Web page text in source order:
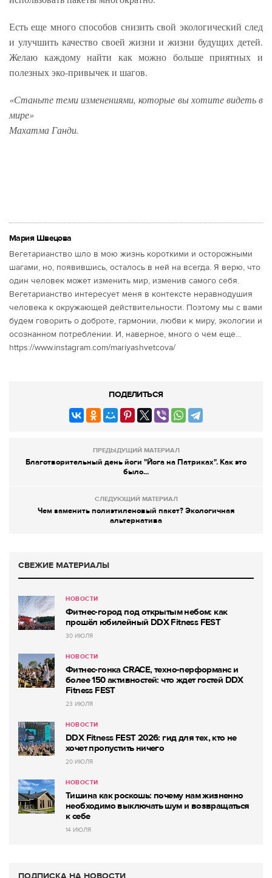
Есть еще много способов снизить свой экологический след
и улучшить качество своей жизни и жизни будущих детей.
Желаю каждому найти как можно больше приятных и
полезных эко-привычек и шагов.
«Станьте теми изменениями, которые вы хотите видеть в
мире»
Махатма Ганди.
Мария Швецова
Вегетарианство шло в мою жизнь короткими и осторожными
шагами, но, появившись, осталось в ней на всегда. Я верю, что
один человек может изменить мир, изменив самого себя.
Вегетарианство интересует меня в контексте неравнодушия
человека к окружающей действительности. Поэтому мы с вами
будем говорить о доброте, гармонии, любви к миру, экологии и
осознанном потреблении. И, наверное, много о чем еще...
https://www.instagram.com/mariyashvetcova/
ПОДЕЛИТЬСЯ
ПРЕДЫДУЩИЙ МАТЕРИАЛ
Благотворительный день йоги "Йога на Патриках". Как это
было...
СЛЕДУЮЩИЙ МАТЕРИАЛ
Чем заменить полиэтиленовый пакет? Экологичная
альтернатива
СВЕЖИЕ МАТЕРИАЛЫ
НОВОСТИ
Фитнес-город под открытым небом: как
прошёл юбилейный DDX Fitness FEST
30 ИЮЛЯ
НОВОСТИ
Фитнес-гонка CRACE, техно-перформанс и
более 150 активностей: что ждет гостей DDX
Fitness FEST
23 ИЮЛЯ
НОВОСТИ
DDX Fitness FEST 2026: гид для тех, кто не
хочет пропустить ничего
20 ИЮЛЯ
НОВОСТИ
Тишина как роскошь: почему нам жизненно
необходимо выключать шум и возвращаться
к себе
14 ИЮЛЯ
ПОДПИСКА НА НОВОСТИ